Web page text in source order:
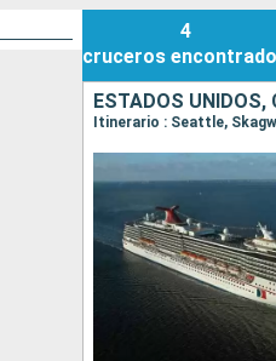
4
cruceros
ESTADOS UNIDOS,